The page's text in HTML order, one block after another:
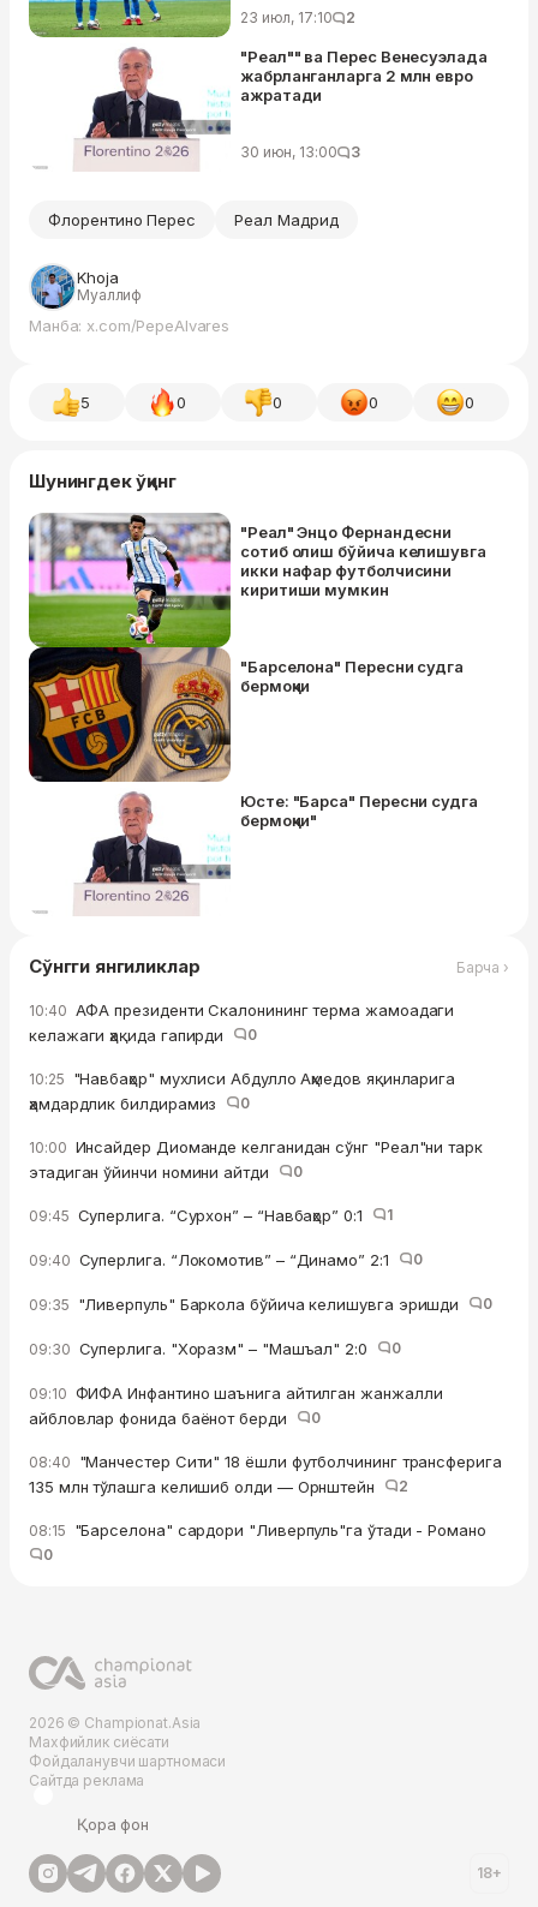
23 июл, 17:10 2
"Реал"" ва Перес Венесуэлада
жабрланганларга 2 млн евро
ажратади
30 июн, 13:00 3
Флорентино Перес Реал Мадрид
Khoja
Муаллиф
Манба: x.com/PepeAlvares
5 0 0 0 0
Шунингдек ўқинг
"Реал" Энцо Фернандесни
сотиб олиш бўйича келишувга
икки нафар футболчисини
киритиши мумкин
"Барселона" Пересни судга
бермоқчи
Юсте: "Барса" Пересни судга
бермоқчи"
Сўнгги янгиликлар Барча ›
10:40 АФА президенти Скалонининг терма жамоадаги
келажаги ҳақида гапирди
0
10:25 "Навбаҳор" мухлиси Абдулло Аҳмедов яқинларига
ҳамдардлик билдирамиз
0
10:00 Инсайдер Диоманде келганидан сўнг "Реал"ни тарк
этадиган ўйинчи номини айтди
0
09:45 Суперлига. “Сурхон” – “Навбаҳор” 0:1 1
09:40 Суперлига. “Локомотив” – “Динамо” 2:1 0
09:35 "Ливерпуль" Баркола бўйича келишувга эришди 0
09:30 Суперлига. "Хоразм" – "Машъал" 2:0 0
09:10 ФИФА Инфантино шаънига айтилган жанжалли
айбловлар фонида баёнот берди
0
08:40 "Манчестер Сити" 18 ёшли футболчининг трансферига
135 млн тўлашга келишиб олди — Орнштейн
2
08:15 "Барселона" сардори "Ливерпуль"га ўтади - Романо
0
2026 © Championat.Asia
Махфийлик сиёсати
Фойдаланувчи шартномаси
Сайтда реклама
Қора фон
18+